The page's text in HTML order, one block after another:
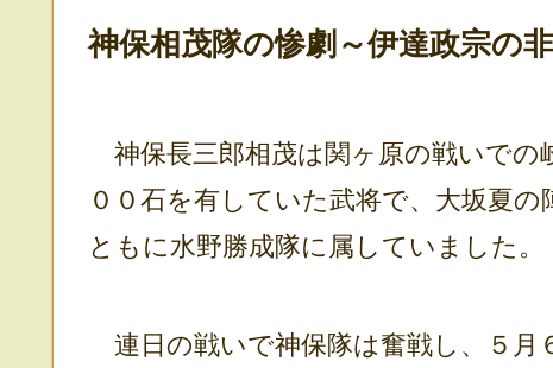
神保相茂隊の惨劇～伊達政宗の
神保長三郎相茂は関ヶ原の戦いでの
００石を有していた武将で、大坂夏
ともに水野勝成隊に属していました。
連日の戦いで神保隊は奮戦し、５月